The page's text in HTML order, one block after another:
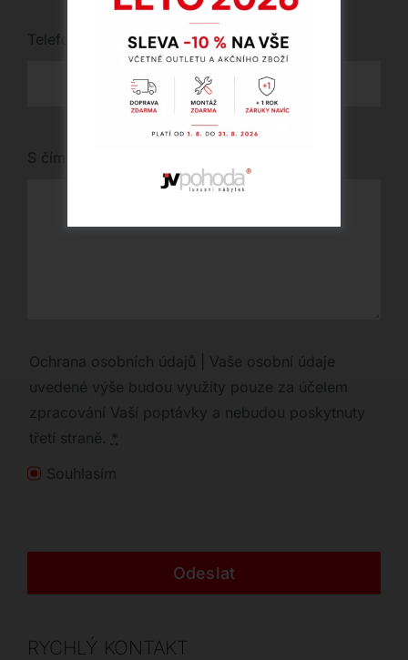
Telefon
S čím vám můžeme pomoci?
Ochrana osobních údajů | Vaše osobní údaje
uvedené výše budou využity pouze za účelem
zpracování Vaší poptávky a nebudou poskytnuty
třetí straně. *
Souhlasím
Odeslat
RYCHLÝ KONTAKT